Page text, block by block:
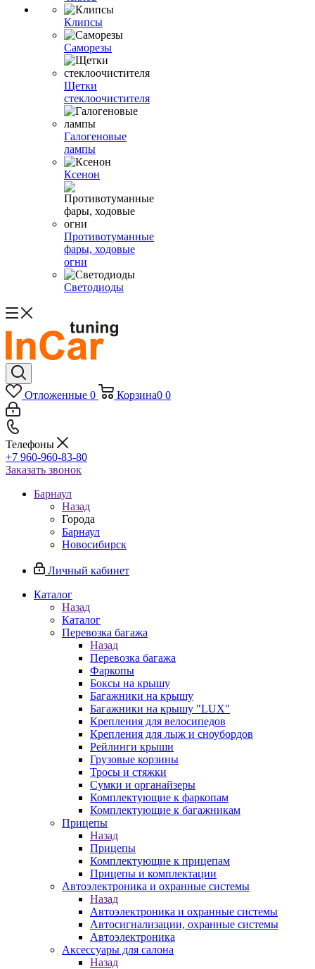
Клипсы
Саморезы
Щетки
стеклоочистителя
Галогеновые
лампы
Ксенон
Противотуманные
фары, ходовые
огни
Светодиоды
Отложенные 0 Корзина0 0
Телефоны
+7 960-960-83-80
Заказать звонок
Барнаул
Назад
Города
Барнаул
Новосибирск
Личный кабинет
Каталог
Назад
Каталог
Перевозка багажа
Назад
Перевозка багажа
Фаркопы
Боксы на крышу
Багажники на крышу
Багажники на крышу "LUX"
Крепления для велосипедов
Крепления для лыж и сноубордов
Рейлинги крыши
Грузовые корзины
Тросы и стяжки
Сумки и органайзеры
Комплектующие к фаркопам
Комплектующие к багажникам
Прицепы
Назад
Прицепы
Комплектующие к прицепам
Прицепы и комплектации
Автоэлектроника и охранные системы
Назад
Автоэлектроника и охранные системы
Автосигнализации, охранные системы
Автоэлектроника
Аксессуары для салона
Назад